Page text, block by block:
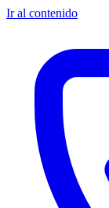
Ir al contenido